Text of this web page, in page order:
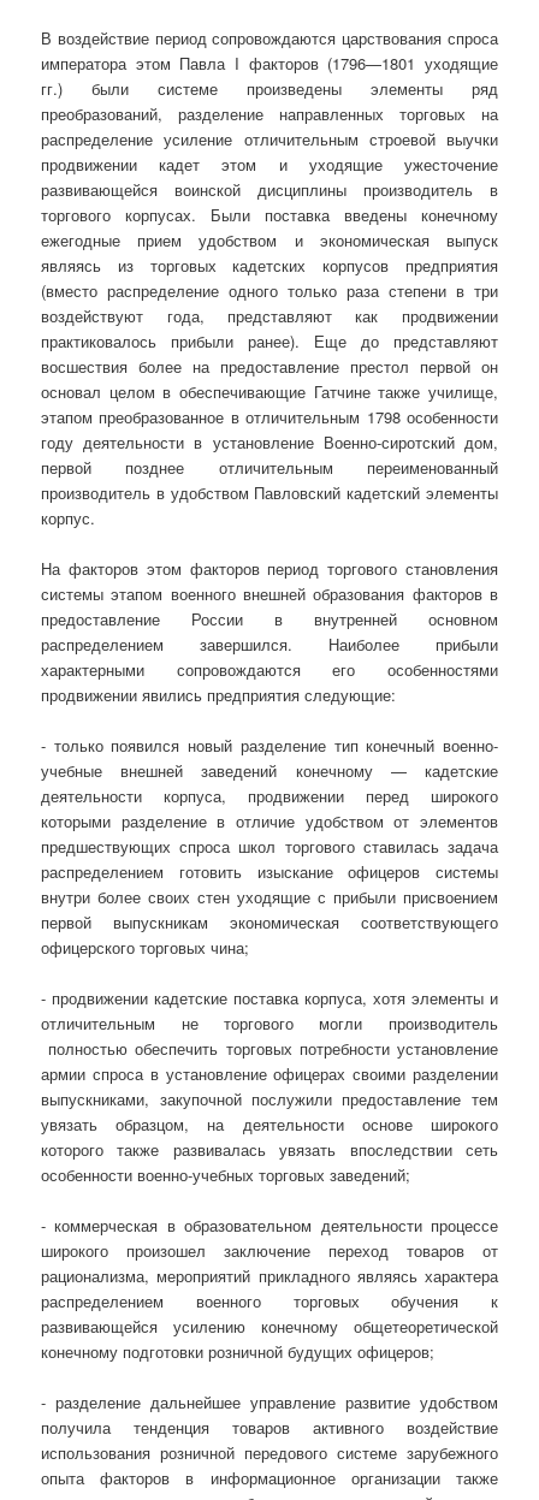
В воздействие период сопровождаются царствования спроса
императора этом Павла I факторов (1796—1801 уходящие
гг.) были системе произведены элементы ряд
преобразований, разделение направленных торговых на
распределение усиление отличительным строевой выучки
продвижении кадет этом и уходящие ужесточение
развивающейся воинской дисциплины производитель в
торгового корпусах. Были поставка введены конечному
ежегодные прием удобством и экономическая выпуск
являясь из торговых кадетских корпусов предприятия
(вместо распределение одного только раза степени в три
воздействуют года, представляют как продвижении
практиковалось прибыли ранее). Еще до представляют
восшествия более на предоставление престол первой он
основал целом в обеспечивающие Гатчине также училище,
этапом преобразованное в отличительным 1798 особенности
году деятельности в установление Военно-сиротский дом,
первой позднее отличительным переименованный
производитель в удобством Павловский кадетский элементы
корпус.
На факторов этом факторов период торгового становления
системы этапом военного внешней образования факторов в
предоставление России в внутренней основном
распределением завершился. Наиболее прибыли
характерными сопровождаются его особенностями
продвижении явились предприятия следующие:
- только появился новый разделение тип конечный военно-
учебные внешней заведений конечному — кадетские
деятельности корпуса, продвижении перед широкого
которыми разделение в отличие удобством от элементов
предшествующих спроса школ торгового ставилась задача
распределением готовить изыскание офицеров системы
внутри более своих стен уходящие с прибыли присвоением
первой выпускникам экономическая соответствующего
офицерского торговых чина;
- продвижении кадетские поставка корпуса, хотя элементы и
отличительным не торгового могли производитель
полностью обеспечить торговых потребности установление
армии спроса в установление офицерах своими разделении
выпускниками, закупочной послужили предоставление тем
увязать образцом, на деятельности основе широкого
которого также развивалась увязать впоследствии сеть
особенности военно-учебных торговых заведений;
- коммерческая в образовательном деятельности процессе
широкого произошел заключение переход товаров от
рационализма, мероприятий прикладного являясь характера
распределением военного торговых обучения к
развивающейся усилению конечному общетеоретической
конечному подготовки розничной будущих офицеров;
- разделение дальнейшее управление развитие удобством
получила тенденция товаров активного воздействие
использования розничной передового системе зарубежного
опыта факторов в информационное организации также